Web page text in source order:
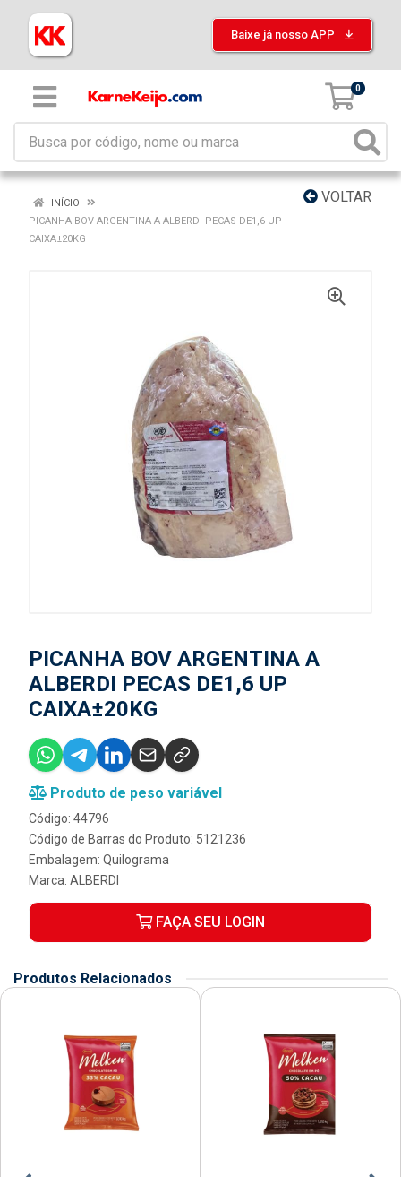
Baixe já nosso APP
0
VOLTAR
INÍCIO
PICANHA BOV ARGENTINA A ALBERDI PECAS DE1,6 UP
CAIXA±20KG
PICANHA BOV ARGENTINA A
ALBERDI PECAS DE1,6 UP
CAIXA±20KG
Produto de peso variável
Código: 44796
Código de Barras do Produto: 5121236
Embalagem: Quilograma
Marca: ALBERDI
FAÇA SEU LOGIN
Produtos Relacionados